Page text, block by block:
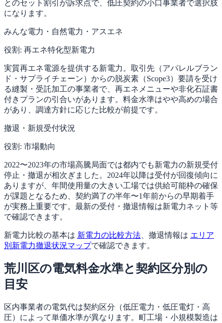
とのセット割引が訴求点で、低圧契約の小口事業者で選択肢
になります。
みんな電力・自然電力・アスエネ
役割: 再エネ特化型新電力
実質再エネ電源を提供する新電力。取引先（アパレルブラン
ド・サプライチェーン）からの脱炭素（Scope3）要請を受け
る縫製・受託加工の事業者で、再エネメニューや非化石証書
付きプランの引合いがあります。料金水準はやや高めの場合
があり、調達方針に応じた比較が前提です。
撤退・新規受付状況
役割: 市場動向
2022〜2023年の市場高騰局面では都内でも新電力の新規受付
停止・撤退が相次ぎました。2024年以降は受付が回復傾向に
ありますが、年間使用量の大きい工場では供給可能枠の確保
が課題となるため、契約満了の半年〜1年前からの早期着手
が実務上重要です。最新の受付・撤退情報は新電力ネット等
で確認できます。
新電力比較の基本は 新電力の比較方法 、撤退情報は エリア
別新電力撤退状況マップで確認できます。
荒川区の電気料金水準と契約区分別の
目安
区内事業者の電気代は契約区分（低圧電力・低圧電灯・高
圧）によって単価水準が異なります。町工場・小規模製造は